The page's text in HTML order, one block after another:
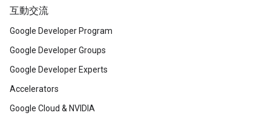
互動交流
Google Developer Program
Google Developer Groups
Google Developer Experts
Accelerators
Google Cloud & NVIDIA